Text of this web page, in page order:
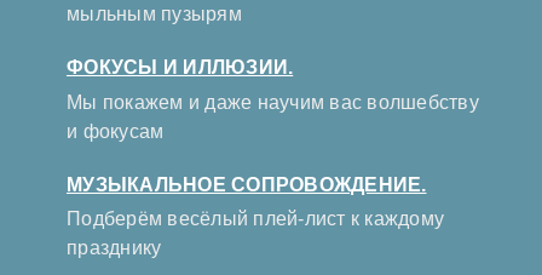
мыльным пузырям
ФОКУСЫ И ИЛЛЮЗИИ.
Мы покажем и даже научим вас волшебству
и фокусам
МУЗЫКАЛЬНОЕ СОПРОВОЖДЕНИЕ.
Подберём весёлый плей-лист к каждому
празднику